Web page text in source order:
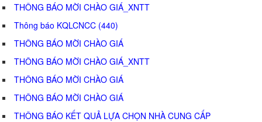
THÔNG BÁO MỜI CHÀO GIÁ_XNTT
Thông báo KQLCNCC (440)
THÔNG BÁO MỜI CHÀO GIÁ
THÔNG BÁO MỜI CHÀO GIÁ_XNTT
THÔNG BÁO MỜI CHÀO GIÁ
THÔNG BÁO MỜI CHÀO GIÁ
THÔNG BÁO KẾT QUẢ LỰA CHỌN NHÀ CUNG CẤP